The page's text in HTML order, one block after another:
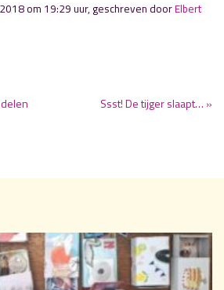
om 19:29 uur, geschreven doorElbert
Ssst! De tijger slaapt… »